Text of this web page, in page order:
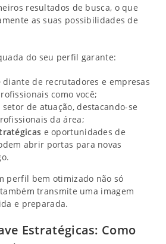
resultados de busca, o que
as suas possibilidades de
do seu perfil garante:
diante de recrutadores e empresas
como você;
setor de atuação, destacando-se
da área;
e oportunidades de
abrir portas para novas
perfil bem otimizado não só
transmite uma imagem
e preparada.
Estratégicas: Como